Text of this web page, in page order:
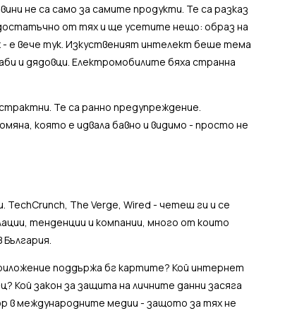
не са само за самите продукти. Те са разказ
от тях и ще усетите нещо: образ на
е вече тук. Изкуственият интелект беше тема
и дядовци. Електромобилите бяха странна
Те са ранно предупреждение.
която е идвала бавно и видимо - просто не
The Verge, Wired - четеш ги и се
тенденции и компании, много от които
поддържа бг картите? Кой интернет
Кой закон за защита на личните данни засяга
в международните медии - защото за тях не